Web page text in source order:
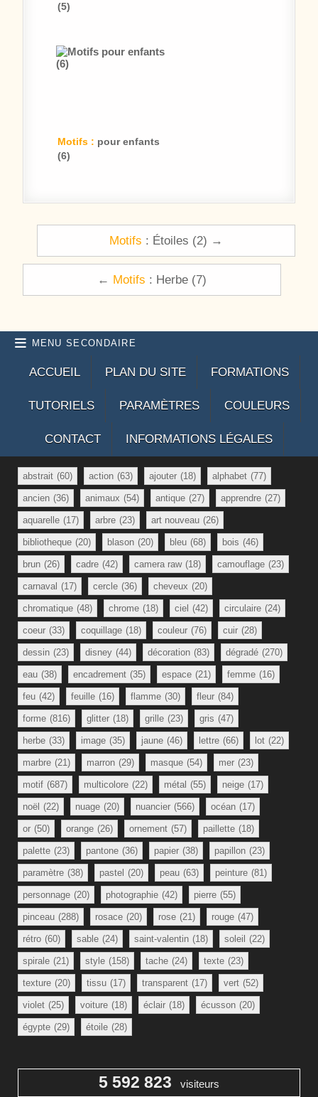
(5)
Motifs : pour enfants
(6)
Navigation de l’article
Motifs : Étoiles (2) →
← Motifs : Herbe (7)
MENU SECONDAIRE
ACCUEIL PLAN DU SITE FORMATIONS
TUTORIELS PARAMÈTRES COULEURS
CONTACT INFORMATIONS LÉGALES
abstrait (60) action (63) ajouter (18) alphabet (77)
ancien (36) animaux (54) antique (27) apprendre (27)
aquarelle (17) arbre (23) art nouveau (26)
bibliotheque (20) blason (20) bleu (68) bois (46)
brun (26) cadre (42) camera raw (18) camouflage (23)
carnaval (17) cercle (36) cheveux (20)
chromatique (48) chrome (18) ciel (42) circulaire (24)
coeur (33) coquillage (18) couleur (76) cuir (28)
dessin (23) disney (44) décoration (83) dégradé (270)
eau (38) encadrement (35) espace (21) femme (16)
feu (42) feuille (16) flamme (30) fleur (84)
forme (816) glitter (18) grille (23) gris (47)
herbe (33) image (35) jaune (46) lettre (66) lot (22)
marbre (21) marron (29) masque (54) mer (23)
motif (687) multicolore (22) métal (55) neige (17)
noël (22) nuage (20) nuancier (566) océan (17)
or (50) orange (26) ornement (57) paillette (18)
palette (23) pantone (36) papier (38) papillon (23)
paramètre (38) pastel (20) peau (63) peinture (81)
personnage (20) photographie (42) pierre (55)
pinceau (288) rosace (20) rose (21) rouge (47)
rétro (60) sable (24) saint-valentin (18) soleil (22)
spirale (21) style (158) tache (24) texte (23)
texture (20) tissu (17) transparent (17) vert (52)
violet (25) voiture (18) éclair (18) écusson (20)
égypte (29) étoile (28)
5 592 823 visiteurs